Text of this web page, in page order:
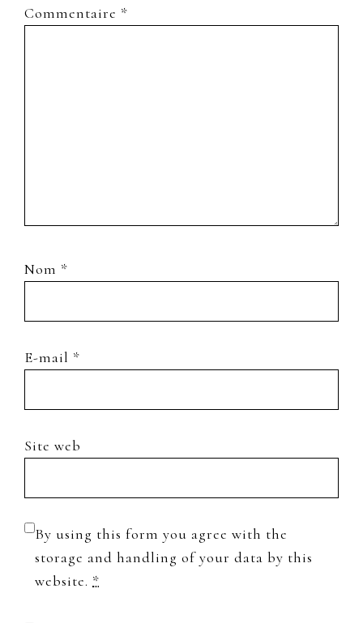
Commentaire *
Nom *
E-mail *
Site web
By using this form you agree with the
storage and handling of your data by this
website. *